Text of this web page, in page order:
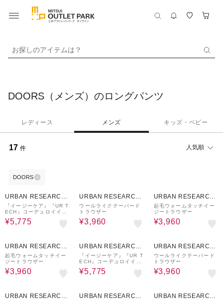
お探しのアイテムは？
DOORS（メンズ）のロングパンツ
レディース メンズ キッズ・ベビー
17 件 人気順
DOORS
URBAN RESEARCH
ware house
『イージーケア』『UR T
ECH』コーデュロイイー
ジートラウザー
¥5,775
URBAN RESEARCH
ware house
ウールライクテーパード
トラウザー
¥3,960
URBAN RESEARCH
ware house
起毛ウォームタッチイー
ジートラウザー
¥3,960
URBAN RESEARCH
ware house
起毛ウォームタッチイー
ジートラウザー
¥3,960
URBAN RESEARCH
ware house
『イージーケア』『UR T
ECH』コーデュロイイー
ジートラウザー
¥5,775
URBAN RESEARCH
ware house
ウールライクテーパード
トラウザー
¥3,960
URBAN RESEARCH
URBAN RESEARCH
URBAN RESEARCH